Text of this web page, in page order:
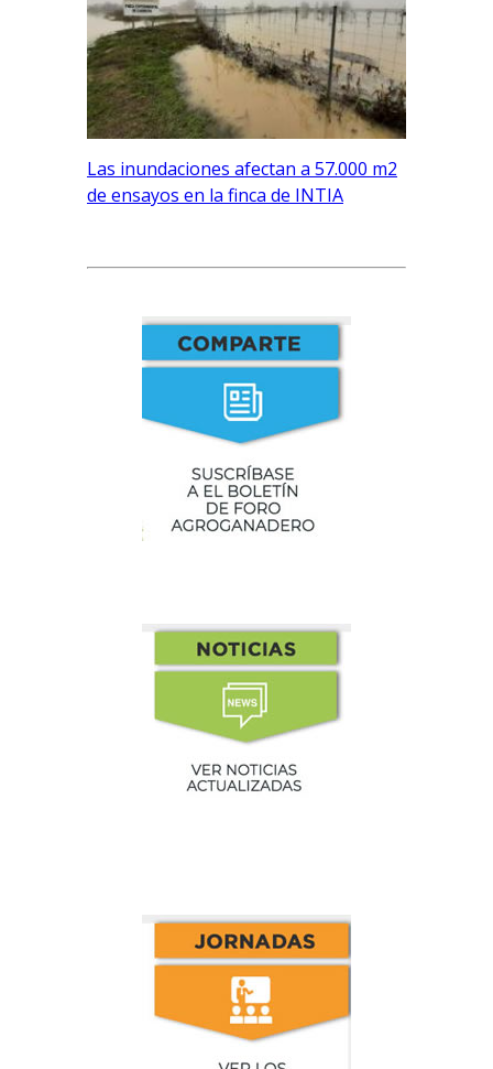
Las inundaciones afectan a 57.000 m2
de ensayos en la finca de INTIA